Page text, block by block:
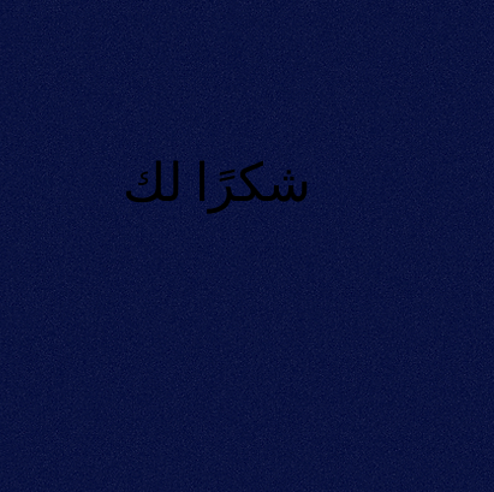
شكرًا لك